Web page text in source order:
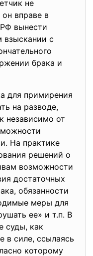
не
он вправе в
вынести
взыскании с
брака и
для примирения
на разводе,
независимо от
На практике
решений о
возможности
достаточных
обязанности
меры для
ее» и т.п. В
суды, как
в силе, ссылаясь
которому